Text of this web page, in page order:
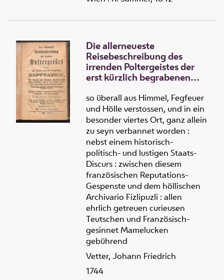
Die allerneueste
Reisebeschreibung des
irrenden Poltergeistes der
erst kürzlich begrabenen
so überall aus Himmel, Fegfeuer
und Hölle verstossen, und in ein
besonder viertes Ort, ganz allein
zu seyn verbannet worden :
nebst einem historisch-
politisch- und lustigen Staats-
Discurs : zwischen diesem
französischen Reputations-
Gespenste und dem höllischen
Archivario Fizlipuzli : allen
ehrlich getreuen curieusen
Teutschen und Französisch-
gesinnet Mamelucken
gebührend
Vetter, Johann Friedrich
1744